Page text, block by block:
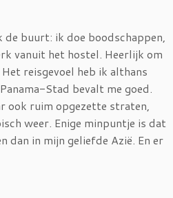
de buurt: ik doe boodschappen,
vanuit het hostel. Heerlijk om
reisgevoel heb ik althans
Stad bevalt me goed.
ook ruim opgezette straten,
weer. Enige minpuntje is dat
dan in mijn geliefde Azië. En er